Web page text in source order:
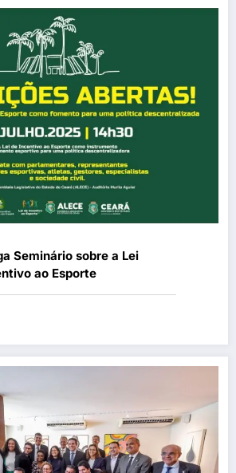
Seminário sobre a Lei
ao Esporte